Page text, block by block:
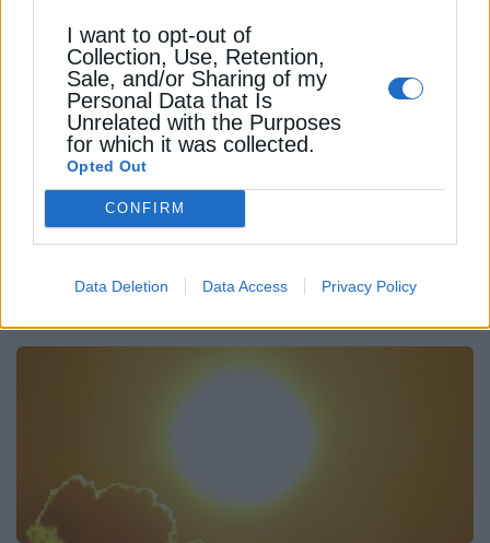
I want to opt-out of
Collection, Use, Retention,
Sale, and/or Sharing of my
Personal Data that Is
Unrelated with the Purposes
for which it was collected.
Opted Out
CONFIRM
Data Deletion Data Access Privacy Policy
ΠΕΡΙΒΑΛΛΟΝ
Η Σκιάθος στο προσκήνιο της βιώσιμης
ανάπτυξης-Τι φέρνει το AGORA στο νησί